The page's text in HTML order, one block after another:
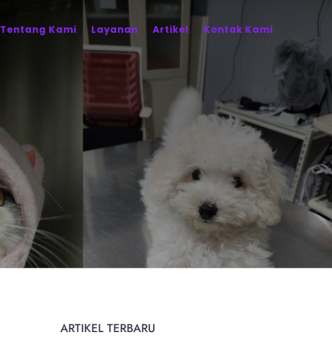
Tentang Kami Layanan Artikel Kontak Kami
ARTIKEL TERBARU